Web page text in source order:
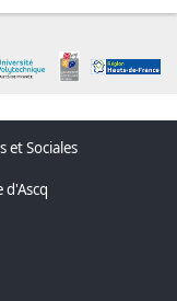
et Sociales
d'Ascq